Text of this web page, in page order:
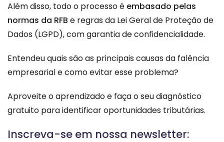
Além disso, todo o processo é embasado pelas
normas da RFB e regras da Lei Geral de Proteção de
Dados (LGPD), com garantia de confidencialidade.
Entendeu quais são as principais causas da falência
empresarial e como evitar esse problema?
Aproveite o aprendizado e faça o seu diagnóstico
gratuito para identificar oportunidades tributárias.
Inscreva-se em nossa newsletter: